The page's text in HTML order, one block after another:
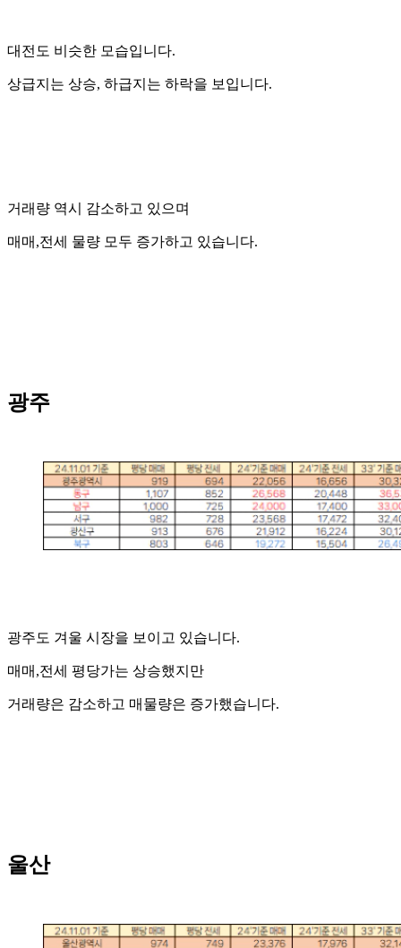
대전도 비슷한 모습입니다.
상급지는 상승, 하급지는 하락을 보입니다.
거래량 역시 감소하고 있으며
매매,전세 물량 모두 증가하고 있습니다.
광주
광주도 겨울 시장을 보이고 있습니다.
매매,전세 평당가는 상승했지만
거래량은 감소하고 매물량은 증가했습니다.
울산